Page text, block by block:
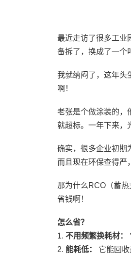
最近走访了很多工业
备拆了，换成了一个
我就纳闷了，这年头
啊！
老张是个做涂装的，
就超标。一年下来，
确实，很多企业初期
而且现在环保查得严
那为什么RCO（蓄
省钱啊！
怎么省？
1. 不用频繁换耗材：
2. 能耗低：
它能回